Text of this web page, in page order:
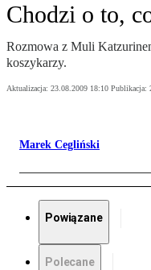
Chodzi o to,
Rozmowa z Muli
koszykarzy.
Aktualizacja: 23.08.2009 18:10 Publikacja:
Marek Cegliński
Powiązane
Polecane